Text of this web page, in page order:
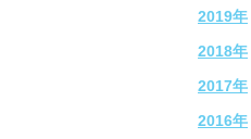
2019年
2018年
2017年
2016年